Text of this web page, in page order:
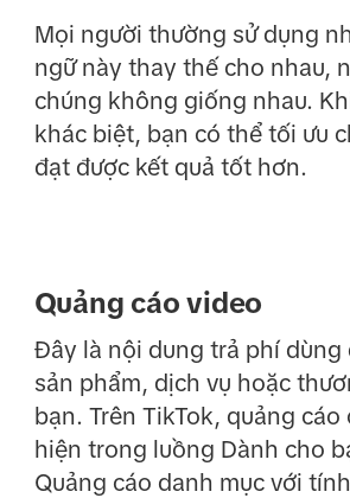
Mọi người thường sử dụng
ngữ này thay thế cho nhau,
chúng không giống nhau.
khác biệt, bạn có thể tối ưu
đạt được kết quả tốt hơn.
Quảng cáo video
Đây là nội dung trả phí dùng
sản phẩm, dịch vụ hoặc
bạn. Trên TikTok, quảng
hiện trong luồng Dành cho
Quảng cáo danh mục với